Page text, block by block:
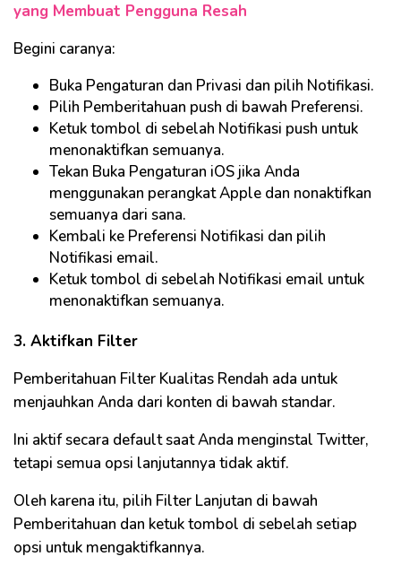
yang Membuat Pengguna Resah
Begini caranya:
Buka Pengaturan dan Privasi dan pilih Notifikasi.
Pilih Pemberitahuan push di bawah Preferensi.
Ketuk tombol di sebelah Notifikasi push untuk
menonaktifkan semuanya.
Tekan Buka Pengaturan iOS jika Anda
menggunakan perangkat Apple dan nonaktifkan
semuanya dari sana.
Kembali ke Preferensi Notifikasi dan pilih
Notifikasi email.
Ketuk tombol di sebelah Notifikasi email untuk
menonaktifkan semuanya.
3. Aktifkan Filter
Pemberitahuan Filter Kualitas Rendah ada untuk
menjauhkan Anda dari konten di bawah standar.
Ini aktif secara default saat Anda menginstal Twitter,
tetapi semua opsi lanjutannya tidak aktif.
Oleh karena itu, pilih Filter Lanjutan di bawah
Pemberitahuan dan ketuk tombol di sebelah setiap
opsi untuk mengaktifkannya.